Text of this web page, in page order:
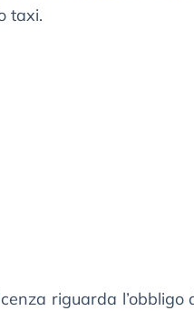
taxi.
riguarda